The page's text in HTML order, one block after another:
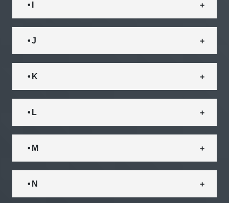
• I
• J
• K
• L
• M
• N